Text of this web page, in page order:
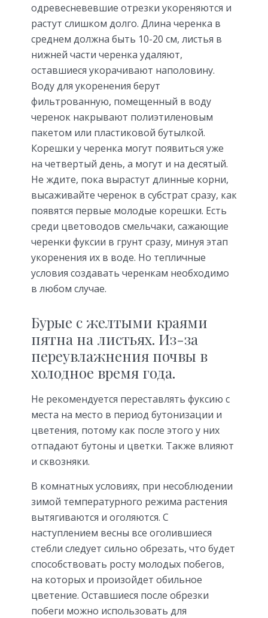
одревесневевшие отрезки укореняются и
растут слишком долго. Длина черенка в
среднем должна быть 10-20 см, листья в
нижней части черенка удаляют,
оставшиеся укорачивают наполовину.
Воду для укоренения берут
фильтрованную, помещенный в воду
черенок накрывают полиэтиленовым
пакетом или пластиковой бутылкой.
Корешки у черенка могут появиться уже
на четвертый день, а могут и на десятый.
Не ждите, пока вырастут длинные корни,
высаживайте черенок в субстрат сразу, как
появятся первые молодые корешки. Есть
среди цветоводов смельчаки, сажающие
черенки фуксии в грунт сразу, минуя этап
укоренения их в воде. Но тепличные
условия создавать черенкам необходимо
в любом случае.
Бурые с желтыми краями
пятна на листьях. Из-за
переувлажнения почвы в
холодное время года.
Не рекомендуется переставлять фуксию с
места на место в период бутонизации и
цветения, потому как после этого у них
отпадают бутоны и цветки. Также влияют
и сквозняки.
В комнатных условиях, при несоблюдении
зимой температурного режима растения
вытягиваются и оголяются. С
наступлением весны все оголившиеся
стебли следует сильно обрезать, что будет
способствовать росту молодых побегов,
на которых и произойдет обильное
цветение. Оставшиеся после обрезки
побеги можно использовать для